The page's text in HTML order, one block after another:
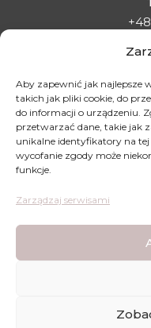
Aby zapewnić jak najlepsze
takich jak pliki cookie, do
do informacji o urządzeniu.
przetwarzać dane, takie jak
unikalne identyfikatory na
wycofanie zgody może
funkcje.
Zarządzaj serwisami
Targowa
zastrzeżone © |